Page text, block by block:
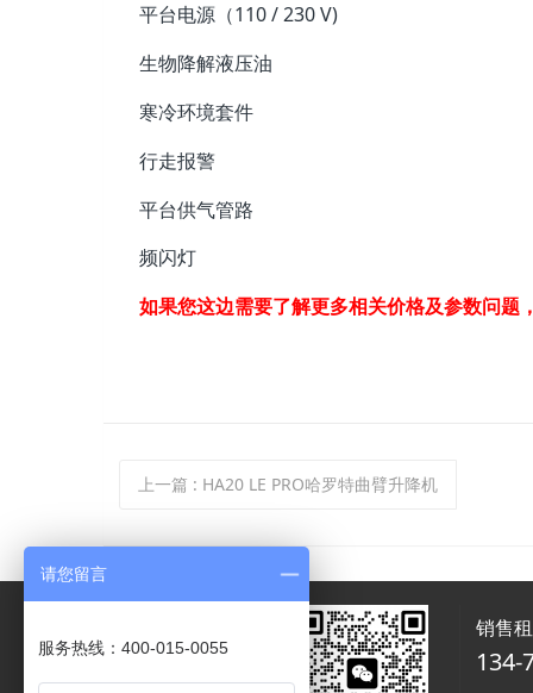
平台电源（110 / 230 V)
生物降解液压油
寒冷环境套件
行走报警
平台供气管路
频闪灯
如果您这边需要了解更多相关价格及参数问题
上一篇 : HA20 LE PRO哈罗特曲臂升降机
销售
134-
请您留言
服务热线：400-015-0055